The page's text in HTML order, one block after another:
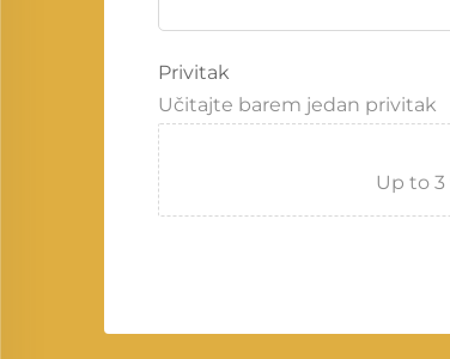
Privitak
Učitajte barem jedan privitak
Up to